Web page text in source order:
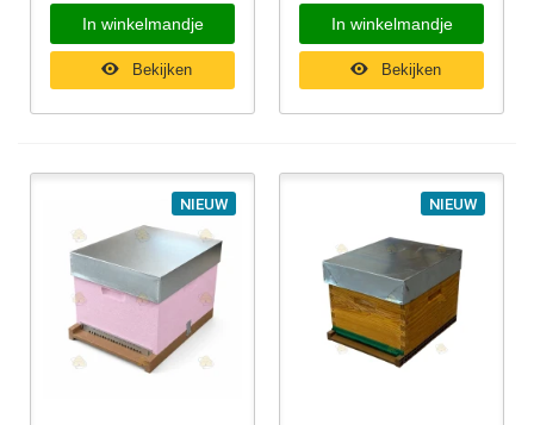
In winkelmandje
Bekijken
In winkelmandje
Bekijken
NIEUW NIEUW